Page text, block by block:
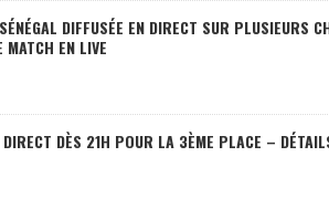
DIFFUSÉE EN DIRECT SUR PLUSIEURS
EN LIVE
DÈS 21H POUR LA 3ÈME PLACE –